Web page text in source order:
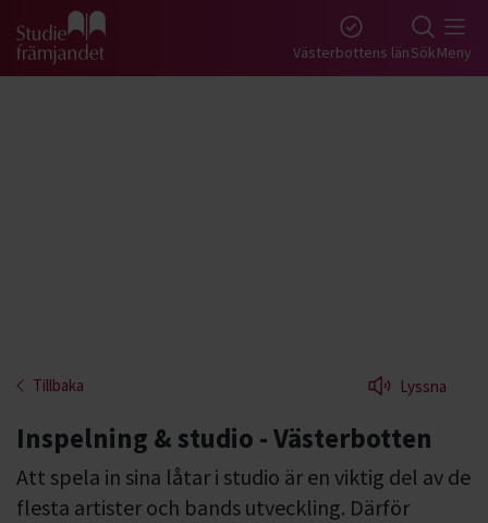
Gå till studiefrämjandets startsida Västerbottens länSökMeny
Tillbaka Lyssna
Inspelning & studio - Västerbotten
Att spela in sina låtar i studio är en viktig del av de
flesta artister och bands utveckling. Därför